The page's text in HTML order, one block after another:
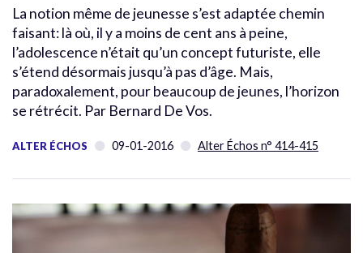
La notion même de jeunesse s’est adaptée chemin
faisant: là où, il y a moins de cent ans à peine,
l’adolescence n’était qu’un concept futuriste, elle
s’étend désormais jusqu’à pas d’âge. Mais,
paradoxalement, pour beaucoup de jeunes, l’horizon
se rétrécit. Par Bernard De Vos.
ALTER ÉCHOS 09-01-2016 Alter Échos n° 414-415